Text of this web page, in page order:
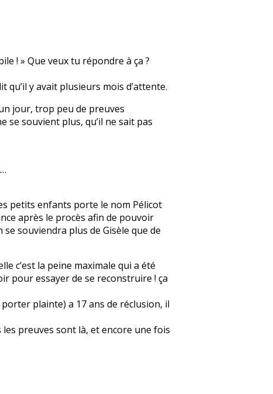
! » Que veux tu répondre à ça ?
qu’il y avait plusieurs mois d’attente.
jour, trop peu de preuves
se souvient plus, qu’il ne sait pas
petits enfants porte le nom Pélicot
après le procès afin de pouvoir
souviendra plus de Gisèle que de
c’est la peine maximale qui a été
pour essayer de se reconstruire ! ça
plainte) a 17 ans de réclusion, il
les preuves sont là, et encore une fois